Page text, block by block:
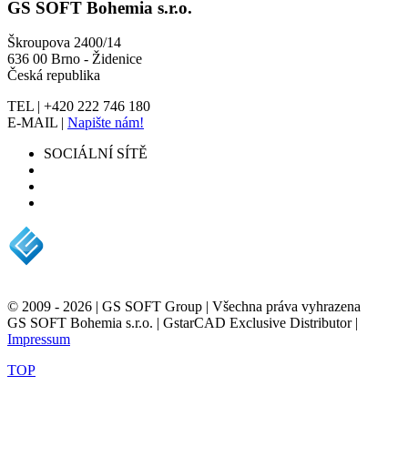
GS SOFT Bohemia s.r.o.
Škroupova 2400/14
636 00 Brno - Židenice
Česká republika
TEL | +420 222 746 180
E-MAIL | Napište nám!
SOCIÁLNÍ SÍTĚ
© 2009 - 2026 | GS SOFT Group | Všechna práva vyhrazena
GS SOFT Bohemia s.r.o. | GstarCAD Exclusive Distributor |
Impressum
TOP